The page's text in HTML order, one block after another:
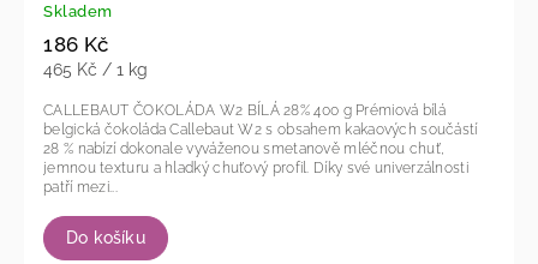
Skladem
186 Kč
465 Kč / 1 kg
Do košíku
CALLEBAUT ČOKOLÁDA W2 BÍLÁ 28% 400 g Prémiová bílá
belgická čokoláda Callebaut W2 s obsahem kakaových součástí
28 % nabízí dokonale vyváženou smetanově mléčnou chuť,
jemnou texturu a hladký chuťový profil. Díky své univerzálnosti
patří mezi...